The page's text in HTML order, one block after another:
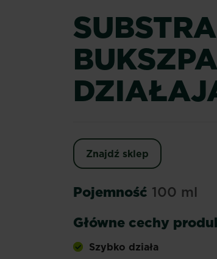
Znajdź sklep
Pojemność 100 ml
Główne cechy
Szybko działa